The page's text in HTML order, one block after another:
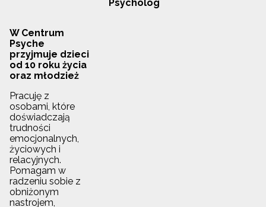
Psycholog
W Centrum
Psyche
przyjmuje dzieci
od 10 roku życia
oraz młodzież
Pracuję z
osobami, które
doświadczają
trudności
emocjonalnych,
życiowych i
relacyjnych.
Pomagam w
radzeniu sobie z
obniżonym
nastrojem,